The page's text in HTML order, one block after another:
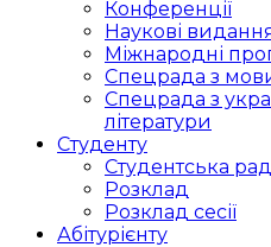
Конференції
Наукові
Міжнародні
Спецрада з
Спецрада з
літератури
Студенту
Студентська
Розклад
Розклад сесії
Абітурієнту